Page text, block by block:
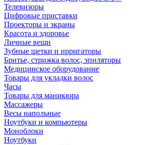
Телевизоры
Цифровые приставки
Проекторы и экраны
Красота и здоровье
Личные вещи
Зубные щетки и ирригаторы
Бритье, стрижка волос, эпиляторы
Медицинское оборудование
Товары для укладки волос
Часы
Товары для маникюра
Массажеры
Весы напольные
Ноутбуки и компьютеры
Моноблоки
Ноутбуки